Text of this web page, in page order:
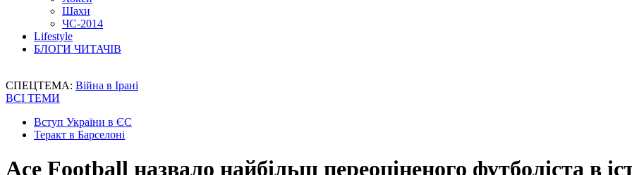
Шахи
ЧС-2014
Lifestyle
БЛОГИ ЧИТАЧІВ
СПЕЦТЕМА: Війна в Ірані
ВСІ ТЕМИ
Вступ України в ЄС
Теракт в Барселоні
Ace Football назвало найбільш переоціненого футболіста в